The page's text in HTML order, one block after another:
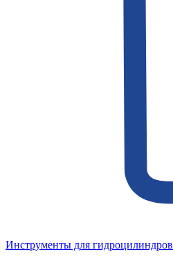
Инструменты для гидроцилиндров